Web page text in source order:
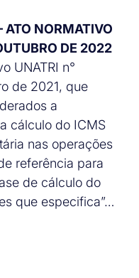
NORMATIVO
DE 2022
UNATRI n°
de 2021, que
a
cálculo do ICMS
nas operações
referência para
de cálculo do
que especifica”…